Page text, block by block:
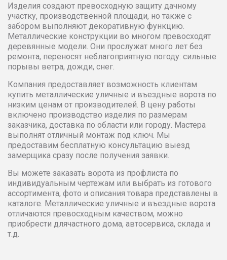
3400 117398 118567
3500 118567 119571
3600 170210 172104
3700 172104 173689
3800 175590 176691
3900 183013 186012
4000 186489 189654
4100 186647 189805
4200 186811 189963
Изделия создают превосходную защиту дачному
участку, производственной площади, но также с
забором выполняют декоративную функцию.
Металлические конструкции во многом превосходят
деревянные модели. Они прослужат много лет без
ремонта, переносят неблагоприятную погоду: сильные
порывы ветра, дожди, снег.
Компания предоставляет возможность клиентам
купить металлические уличные и въездные ворота по
низким ценам от производителей. В цену работы
включено производство изделия по размерам
заказчика, доставка по области или городу. Мастера
выполнят отличный монтаж под ключ. Мы
предоставим бесплатную консультацию выезд
замерщика сразу после получения заявки.
Вы можете заказать ворота из профлиста по
индивидуальным чертежам или выбрать из готового
ассортимента, фото и описания товара представлены в
каталоге. Металлические уличные и въездные ворота
отличаются превосходным качеством, можно
приобрести длячастного дома, автосервиса, склада и
т.д.